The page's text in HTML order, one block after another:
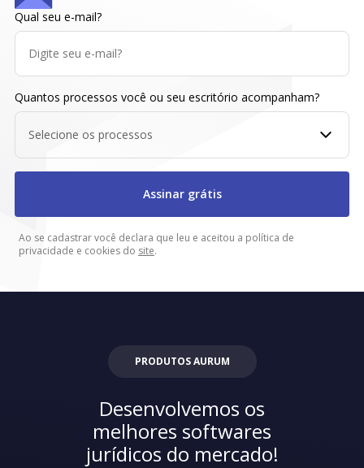
Qual seu e-mail?
Quantos processos você ou seu escritório acompanham?
Selecione os processos
Assinar grátis
Ao se cadastrar você declara que leu e aceitou a política de
privacidade e cookies do site.
PRODUTOS AURUM
Desenvolvemos os
melhores softwares
jurídicos do mercado!